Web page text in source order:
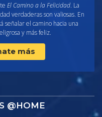
El Camino a la Felicidad. La
verdaderas son valiosas. En
señalar el camino hacia una
y más feliz.
más
@HOME